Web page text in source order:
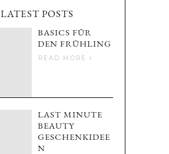
LATEST POSTS
BASICS FÜR
DEN FRÜHLING
READ MORE
LAST MINUTE
BEAUTY
GESCHENKIDEE
N